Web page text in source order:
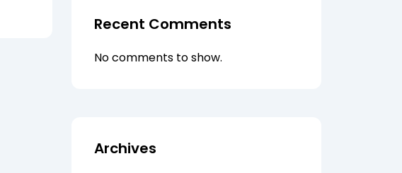
Recent Comments
No comments to show.
Archives